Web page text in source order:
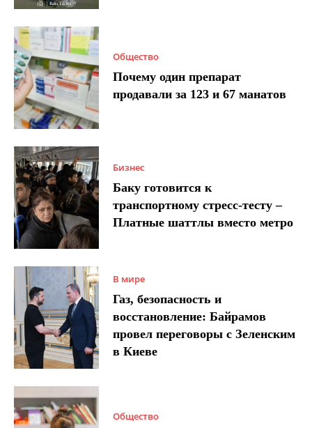
Общество
Почему один препарат
продавали за 123 и 67 манатов
Бизнес
Баку готовится к
транспортному стресс-тесту –
Платные шаттлы вместо метро
В мире
Газ, безопасность и
восстановление: Байрамов
провел переговоры с Зеленским
в Киеве
Общество